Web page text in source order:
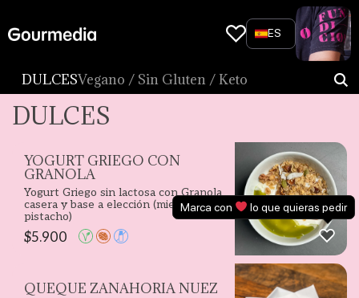
content
ES
DULCESVegano / Sin Gluten / Keto
DULCES
YOGURT GRIEGO CON
GRANOLA
Yogurt Griego sin lactosa con Granola
casera y base a elección (miel, acai,
pistacho)
$5.900
QUEQUE ZANAHORIA NUEZ
Marca con lo que quieras pedir